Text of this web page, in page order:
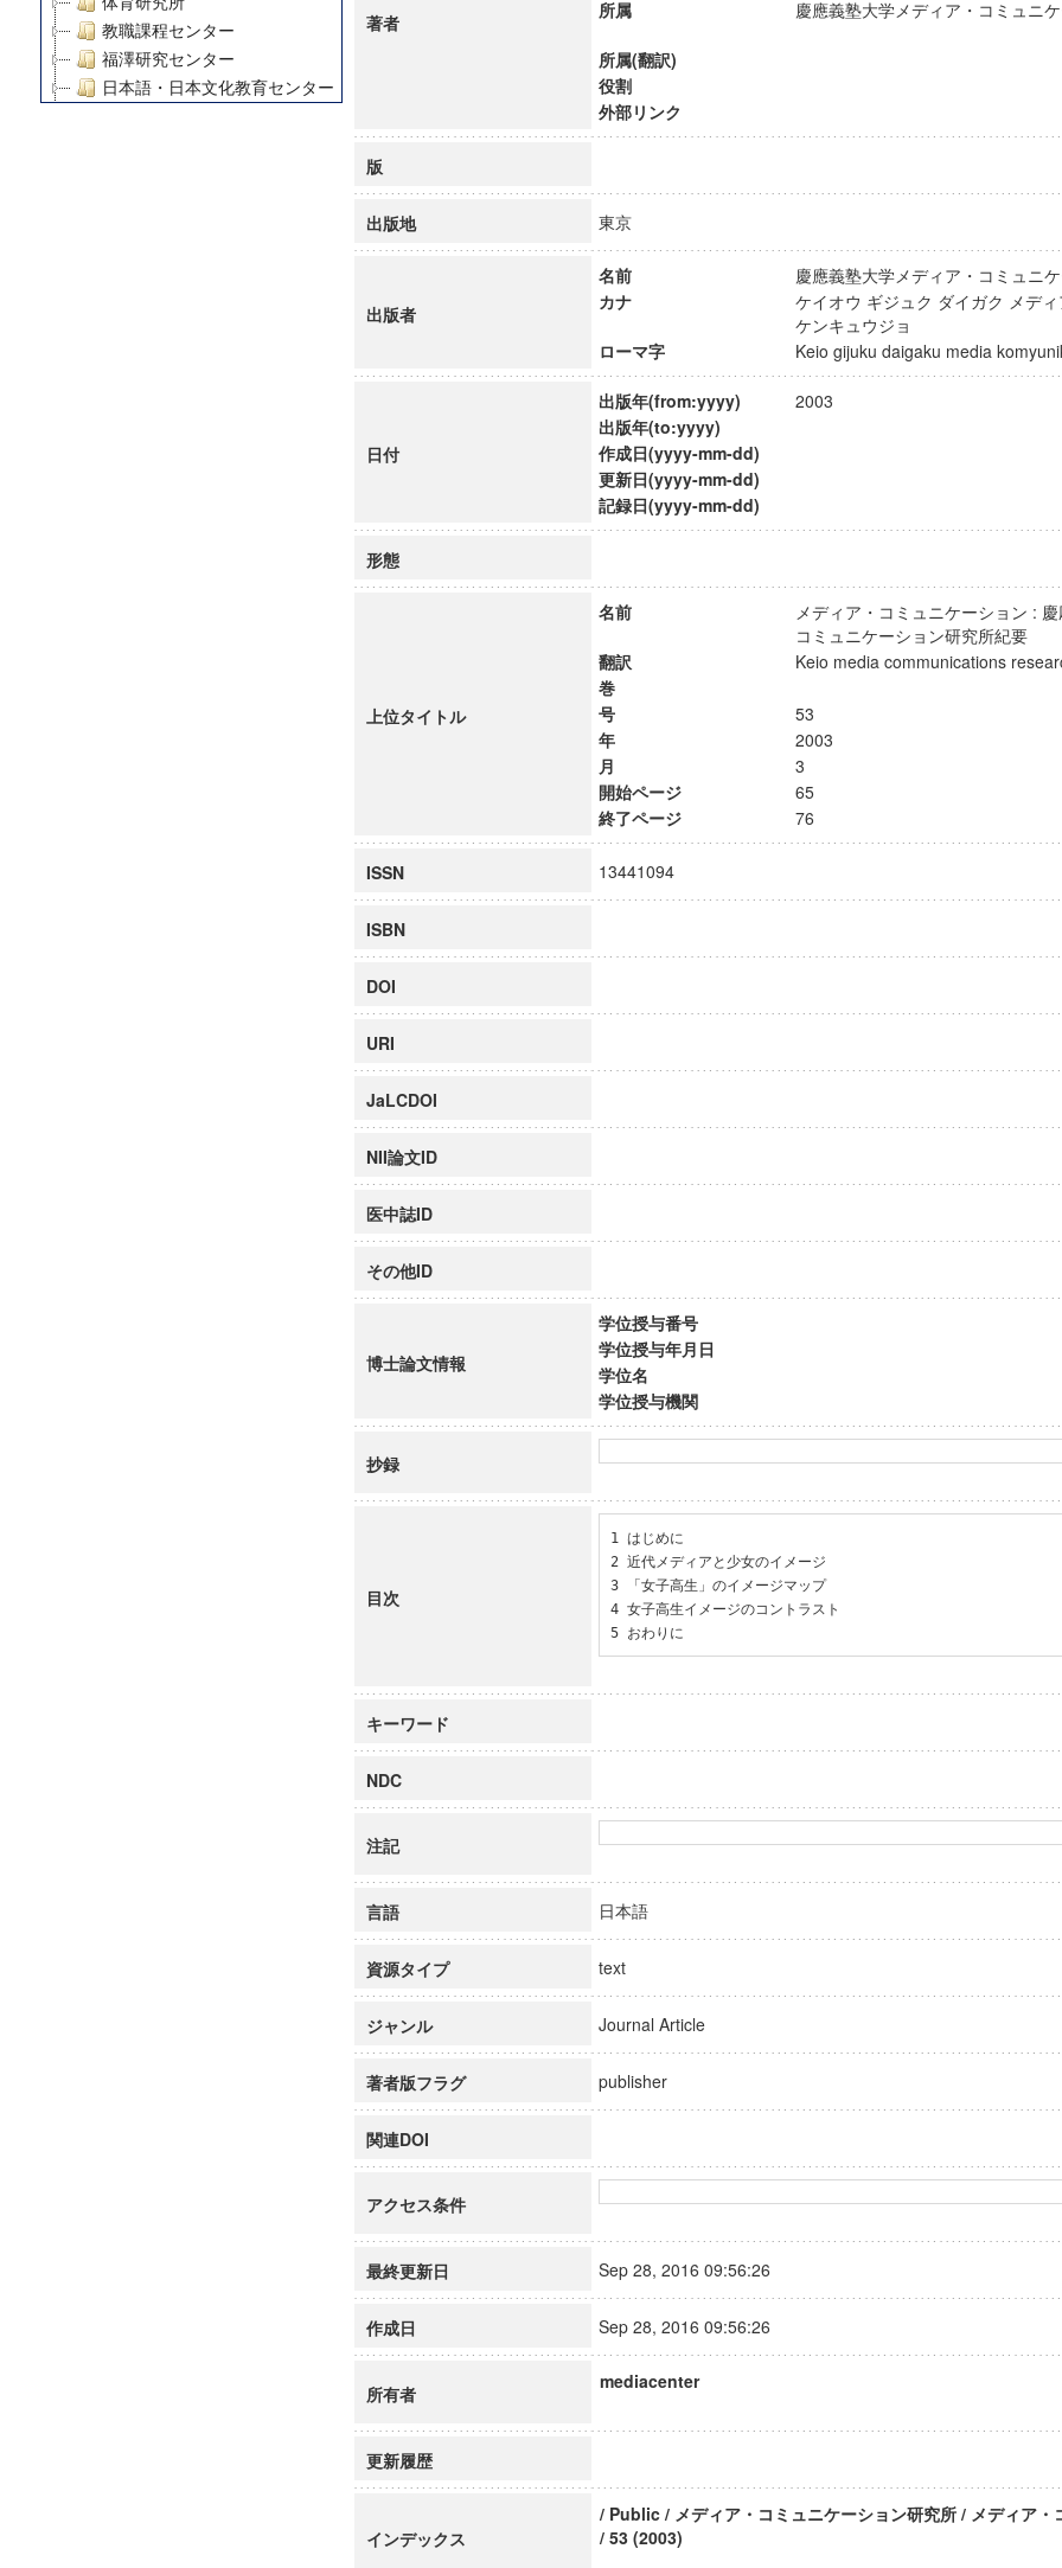
教職課程センター
福澤研究センター
日本語・日本文化教育センター
デジタルメディア・コンテンツ統合研究センター
慶應義塾大学グローバルCOEプログラム市民社会ガバナンス教育研究センター
慶應義塾大学グローバルCOEプログラム論理と感性の先端的教育研究拠点
博士課程教育リーディングプログラム「超成熟社会発展のサイエンス」
著者
所属
慶應義塾大学メディア・コミュニ
所属(翻訳)
役割
外部リンク
版
出版地 東京
出版者
名前
慶應義塾大学メディア・コミュニ
カナ
ケイオウ ギジュク ダイガク メデ
ケンキュウジョ
ローマ字
Keio gijuku daigaku media
日付
出版年(from:yyyy)
2003
出版年(to:yyyy)
作成日(yyyy-mm-dd)
更新日(yyyy-mm-dd)
記録日(yyyy-mm-dd)
形態
上位タイトル
名前
メディア・コミュニケーション :
コミュニケーション研究所紀要
翻訳
Keio media communications
巻
号
53
年
2003
月
3
開始ページ
65
終了ページ
76
ISSN 13441094
ISBN
DOI
URI
JaLCDOI
NII論文ID
医中誌ID
その他ID
博士論文情報
学位授与番号
学位授与年月日
学位名
学位授与機関
抄録
目次
1 はじめに
2 近代メディアと少女のイメージ
3 「女子高生」のイメージマップ
4 女子高生イメージのコントラスト
5 おわりに
キーワード
NDC
注記
言語 日本語
資源タイプ text
ジャンル Journal Article
著者版フラグ publisher
関連DOI
アクセス条件
最終更新日 Sep 28, 2016 09:56:26
作成日 Sep 28, 2016 09:56:26
所有者
mediacenter
更新履歴
インデックス
/ Public / メディア・コミュニケーション研究所 / メディア・
/ 53 (2003)